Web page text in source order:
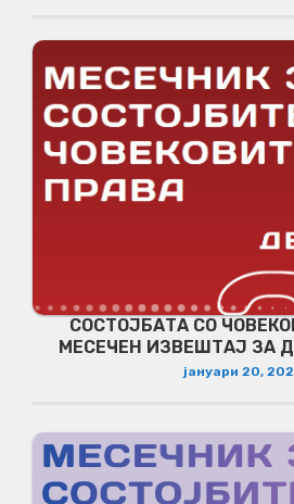
СОСТОЈБАТА СО
МЕСЕЧЕН ИЗВЕШТАЈ ЗА
јануари 20,